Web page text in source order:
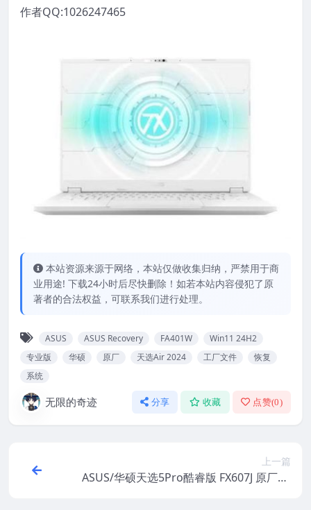
作者QQ:1026247465
本站资源来源于网络，本站仅做收集归纳，严禁用于商
业用途! 下载24小时后尽快删除！如若本站内容侵犯了原
著者的合法权益，可联系我们进行处理。
ASUS ASUS Recovery FA401W
Win11 24H2
专业版
华硕 原厂 天选Air 2024 工厂文件
恢复
系统
无限的奇迹 分享 收藏 点赞(0)
上一篇
ASUS/华硕天选5Pro酷睿版 FX607J 原厂Wi